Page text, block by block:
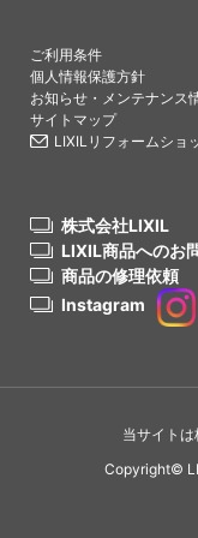
ご利用条件
個人情報保護方針
お知らせ・メンテナンス
サイトマップ
LIXILリフォームショ
株式会社LIXIL
LIXIL商品へのお
商品の修理依頼
Instagram
当サイトは
Copyright©